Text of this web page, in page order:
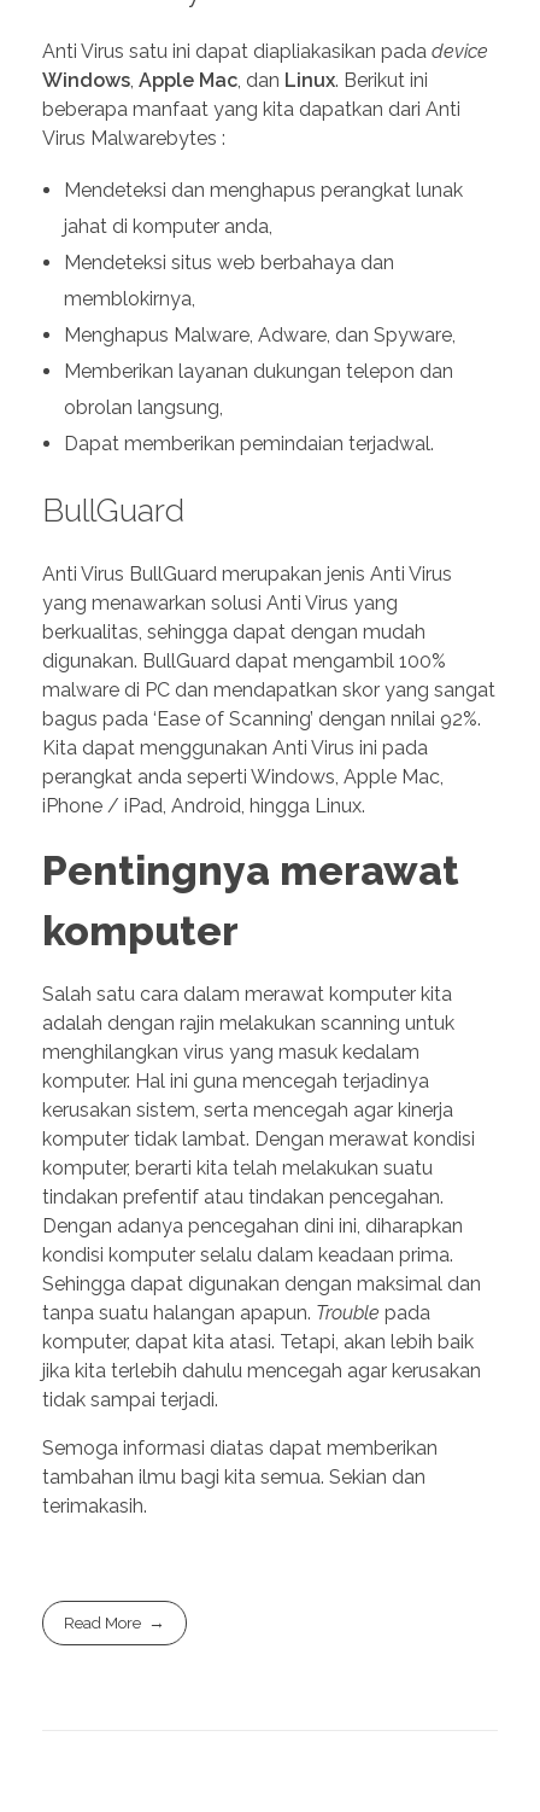
Anti Virus satu ini dapat diapliakasikan pada device
Windows, Apple Mac, dan Linux. Berikut ini
beberapa manfaat yang kita dapatkan dari Anti
Virus Malwarebytes :
Mendeteksi dan menghapus perangkat lunak
jahat di komputer anda,
Mendeteksi situs web berbahaya dan
memblokirnya,
Menghapus Malware, Adware, dan Spyware,
Memberikan layanan dukungan telepon dan
obrolan langsung,
Dapat memberikan pemindaian terjadwal.
BullGuard
Anti Virus BullGuard merupakan jenis Anti Virus
yang menawarkan solusi Anti Virus yang
berkualitas, sehingga dapat dengan mudah
digunakan. BullGuard dapat mengambil 100%
malware di PC dan mendapatkan skor yang sangat
bagus pada ‘Ease of Scanning’ dengan nnilai 92%.
Kita dapat menggunakan Anti Virus ini pada
perangkat anda seperti Windows, Apple Mac,
iPhone / iPad, Android, hingga Linux.
Pentingnya merawat
komputer
Salah satu cara dalam merawat komputer kita
adalah dengan rajin melakukan scanning untuk
menghilangkan virus yang masuk kedalam
komputer. Hal ini guna mencegah terjadinya
kerusakan sistem, serta mencegah agar kinerja
komputer tidak lambat. Dengan merawat kondisi
komputer, berarti kita telah melakukan suatu
tindakan prefentif atau tindakan pencegahan.
Dengan adanya pencegahan dini ini, diharapkan
kondisi komputer selalu dalam keadaan prima.
Sehingga dapat digunakan dengan maksimal dan
tanpa suatu halangan apapun. Trouble pada
komputer, dapat kita atasi. Tetapi, akan lebih baik
jika kita terlebih dahulu mencegah agar kerusakan
tidak sampai terjadi.
Semoga informasi diatas dapat memberikan
tambahan ilmu bagi kita semua. Sekian dan
terimakasih.
Read More